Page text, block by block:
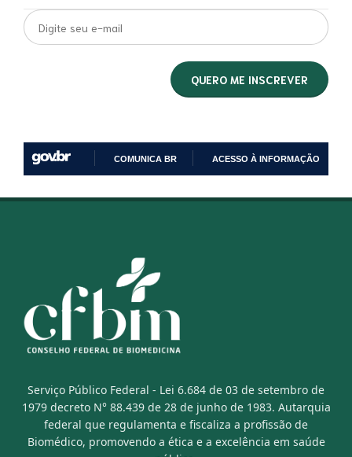
PARA
COMUNICA BR ACESSO À INFORMAÇÃO
Serviço Público Federal - Lei 6.684 de 03 de setembro de
1979 decreto N° 88.439 de 28 de junho de 1983. Autarquia
federal que regulamenta e fiscaliza a profissão de
Biomédico, promovendo a ética e a excelência em saúde